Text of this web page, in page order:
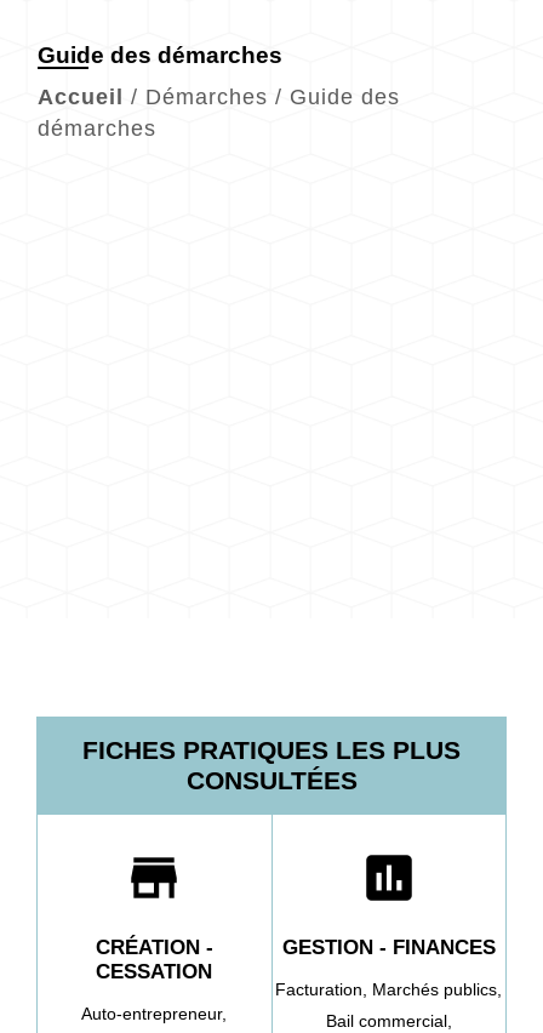
Guide des démarches
Accueil / Démarches / Guide des
démarches
FICHES PRATIQUES LES PLUS
CONSULTÉES
store
CRÉATION -
CESSATION
Auto-entrepreneur,
assessment
GESTION - FINANCES
Facturation, Marchés publics,
Bail commercial,